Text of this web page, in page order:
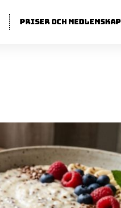
Priser och medlemskap